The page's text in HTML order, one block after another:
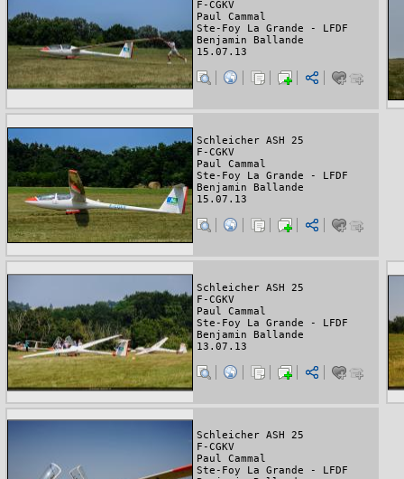
F-CGKV
Paul Cammal
Ste-Foy La Grande - LFDF
Benjamin Ballande
15.07.13
Schleicher ASH 25
F-CGKV
Paul Cammal
Ste-Foy La Grande - LFDF
Benjamin Ballande
15.07.13
Schleicher ASH 25
F-CGKV
Paul Cammal
Ste-Foy La Grande - LFDF
Benjamin Ballande
13.07.13
Schleicher ASH 25
F-CGKV
Paul Cammal
Ste-Foy La Grande - LFDF